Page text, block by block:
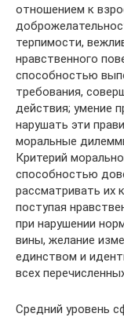
отношением к
терпимости,
нравственного
способностью
требования,
действия; умение
нарушать эти
моральные
Критерий
способностью
рассматривать их
поступая
при нарушении
вины, желание
единством и
всех
Средний уровень